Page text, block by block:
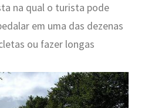
na qual o turista pode
em uma das dezenas
ou fazer longas